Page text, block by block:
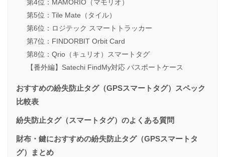
第4位：MAMORIO（マモリオ）
第5位：Tile Mate（タイル）
第6位：ロジテック スマートトラッカー
第7位：FINDORBIT Orbit Card
第8位：Qrio（キュリオ）スマートタグ
【番外編】Satechi FindMy対応 パスポートケース
おすすめの紛失防止タグ（GPSスマートタグ）スペック
比較表
紛失防止タグ（スマートタグ）のよくある質問
財布・鍵におすすめの紛失防止タグ（GPSスマートタ
グ）まとめ